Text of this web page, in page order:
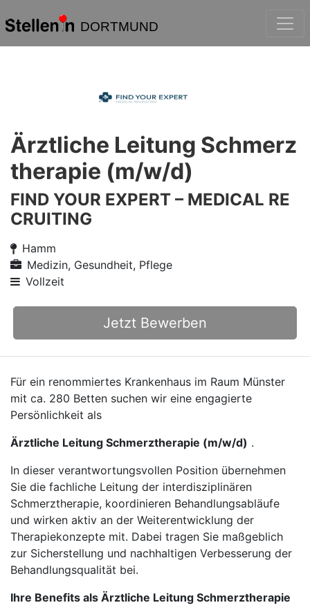
DORTMUND
Ärztliche Leitung Schmerz
therapie (m/w/d)
FIND YOUR EXPERT – MEDICAL RE
CRUITING
Hamm
Medizin, Gesundheit, Pflege
Vollzeit
Jetzt Bewerben
Für ein renommiertes Krankenhaus im Raum Münster
mit ca. 280 Betten suchen wir eine engagierte
Persönlichkeit als
Ärztliche Leitung Schmerztherapie (m/w/d) .
In dieser verantwortungsvollen Position übernehmen
Sie die fachliche Leitung der interdisziplinären
Schmerztherapie, koordinieren Behandlungsabläufe
und wirken aktiv an der Weiterentwicklung der
Therapiekonzepte mit. Dabei tragen Sie maßgeblich
zur Sicherstellung und nachhaltigen Verbesserung der
Behandlungsqualität bei.
Ihre Benefits als Ärztliche Leitung Schmerztherapie